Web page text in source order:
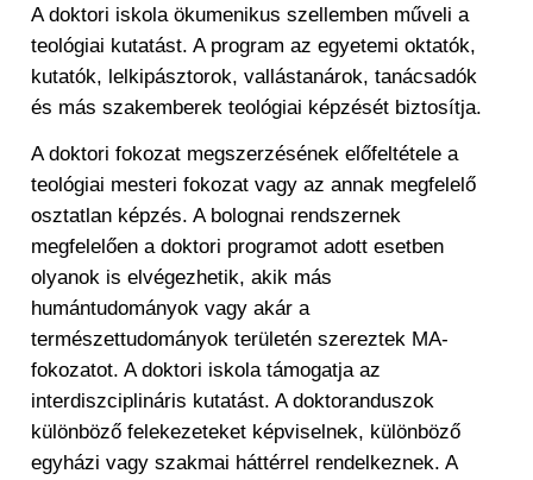
A doktori iskola ökumenikus szellemben műveli a
teológiai kutatást. A program az egyetemi oktatók,
kutatók, lelkipásztorok, vallástanárok, tanácsadók
és más szakemberek teológiai képzését biztosítja.
A doktori fokozat megszerzésének előfeltétele a
teológiai mesteri fokozat vagy az annak megfelelő
osztatlan képzés. A bolognai rendszernek
megfelelően a doktori programot adott esetben
olyanok is elvégezhetik, akik más
humántudományok vagy akár a
természettudományok területén szereztek MA-
fokozatot. A doktori iskola támogatja az
interdiszciplináris kutatást. A doktoranduszok
különböző felekezeteket képviselnek, különböző
egyházi vagy szakmai háttérrel rendelkeznek. A